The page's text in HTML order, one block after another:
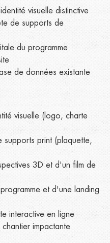
visuelle distinctive
de supports de
du programme
de données existante
visuelle (logo, charte
print (plaquette,
3D et d'un film de
et d'une landing
interactive en ligne
impactante